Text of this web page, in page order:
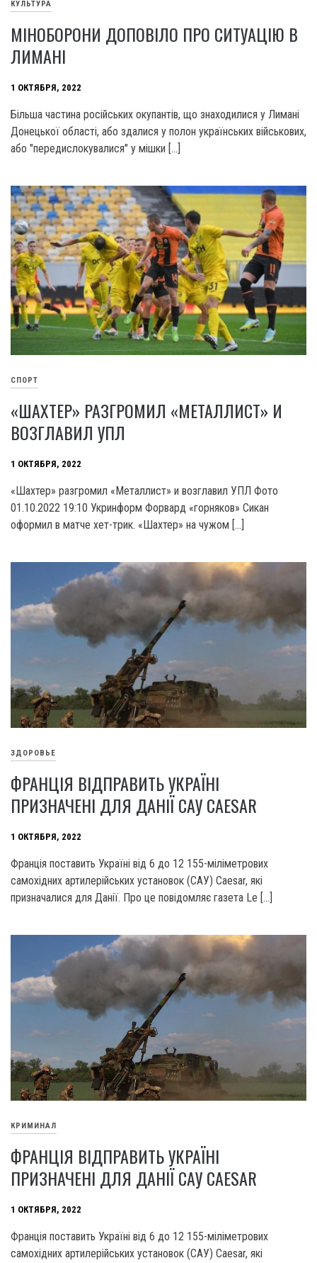
КУЛЬТУРА
МІНОБОРОНИ ДОПОВІЛО ПРО СИТУАЦІЮ В
ЛИМАНІ
1 ОКТЯБРЯ, 2022
Більша частина російських окупантів, що знаходилися у Лимані
Донецької області, або здалися у полон українських військових,
або "передислокувалися" у мішки […]
СПОРТ
«ШАХТЕР» РАЗГРОМИЛ «МЕТАЛЛИСТ» И
ВОЗГЛАВИЛ УПЛ
1 ОКТЯБРЯ, 2022
«Шахтер» разгромил «Металлист» и возглавил УПЛ Фото
01.10.2022 19:10 Укринформ Форвард «горняков» Сикан
оформил в матче хет-трик. «Шахтер» на чужом […]
ЗДОРОВЬЕ
ФРАНЦІЯ ВІДПРАВИТЬ УКРАЇНІ
ПРИЗНАЧЕНІ ДЛЯ ДАНІЇ САУ CAESAR
1 ОКТЯБРЯ, 2022
Франція поставить Україні від 6 до 12 155-міліметрових
самохідних артилерійських установок (САУ) Caesar, які
призначалися для Данії. Про це повідомляє газета Le […]
КРИМИНАЛ
ФРАНЦІЯ ВІДПРАВИТЬ УКРАЇНІ
ПРИЗНАЧЕНІ ДЛЯ ДАНІЇ САУ CAESAR
1 ОКТЯБРЯ, 2022
Франція поставить Україні від 6 до 12 155-міліметрових
самохідних артилерійських установок (САУ) Caesar, які